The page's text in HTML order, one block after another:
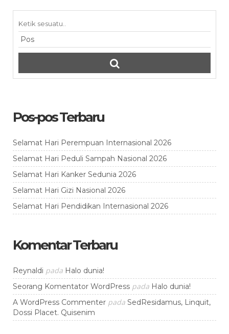
Pos-pos Terbaru
Selamat Hari Perempuan Internasional 2026
Selamat Hari Peduli Sampah Nasional 2026
Selamat Hari Kanker Sedunia 2026
Selamat Hari Gizi Nasional 2026
Selamat Hari Pendidikan Internasional 2026
Komentar Terbaru
Reynaldi pada Halo dunia!
Seorang Komentator WordPress pada Halo dunia!
A WordPress Commenter pada SedResidamus, Linquit,
Dossi Placet. Quisenim